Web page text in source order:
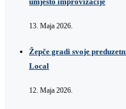
13. Maja 2026.
Žepče gradi svoje
Local
12. Maja 2026.